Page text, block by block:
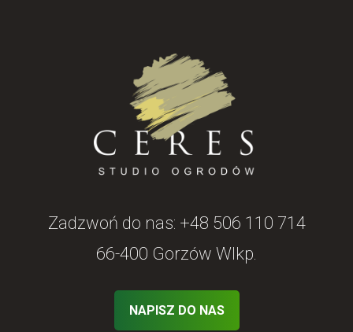
Zadzwoń do nas: +48 506 110 714
66-400 Gorzów Wlkp.
NAPISZ DO NAS